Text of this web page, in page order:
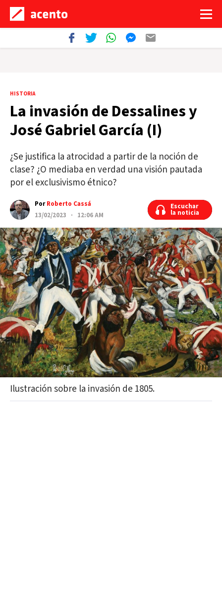
HISTORIA
La invasión de Dessalines y
José Gabriel García (I)
¿Se justifica la atrocidad a partir de la noción de
clase? ¿O mediaba en verdad una visión pautada
por el exclusivismo étnico?
PorRoberto Cassá
13/02/2023 · 12:06 AM
Escuchar
la noticia
Escuchar
la noticia
Ilustración sobre la invasión de 1805.